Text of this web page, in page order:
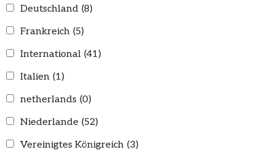
Deutschland (8)
Frankreich (5)
International (41)
Italien (1)
netherlands (0)
Niederlande (52)
Vereinigtes Königreich (3)